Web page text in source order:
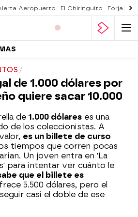
Aeropuerto El Chiringuito Forjado
de 1.000 dólares por
quiere sacar 10.000
de 1.000 dólares es una
de los coleccionistas. A
es un billete de curso
tiempos que corren pocas
Un joven entra en 'La
para intentar ver cuánto le
que el billete es
5.500 dólares, pero el
casi el doble de ese